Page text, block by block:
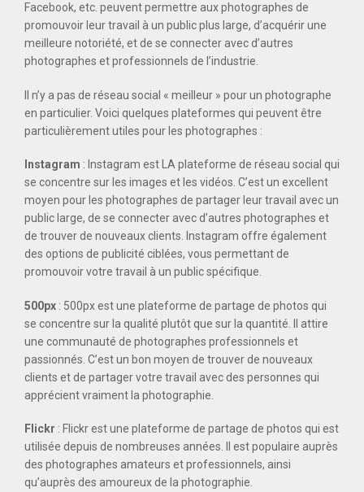
Facebook, etc. peuvent permettre aux photographes de
promouvoir leur travail à un public plus large, d’acquérir une
meilleure notoriété, et de se connecter avec d’autres
photographes et professionnels de l’industrie.
Il n’y a pas de réseau social « meilleur » pour un photographe
en particulier. Voici quelques plateformes qui peuvent être
particulièrement utiles pour les photographes :
Instagram : Instagram est LA plateforme de réseau social qui
se concentre sur les images et les vidéos. C’est un excellent
moyen pour les photographes de partager leur travail avec un
public large, de se connecter avec d’autres photographes et
de trouver de nouveaux clients. Instagram offre également
des options de publicité ciblées, vous permettant de
promouvoir votre travail à un public spécifique.
500px : 500px est une plateforme de partage de photos qui
se concentre sur la qualité plutôt que sur la quantité. Il attire
une communauté de photographes professionnels et
passionnés. C’est un bon moyen de trouver de nouveaux
clients et de partager votre travail avec des personnes qui
apprécient vraiment la photographie.
Flickr : Flickr est une plateforme de partage de photos qui est
utilisée depuis de nombreuses années. Il est populaire auprès
des photographes amateurs et professionnels, ainsi
qu’auprès des amoureux de la photographie.